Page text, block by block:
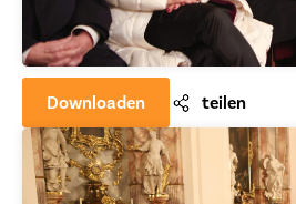
Downloaden teilen